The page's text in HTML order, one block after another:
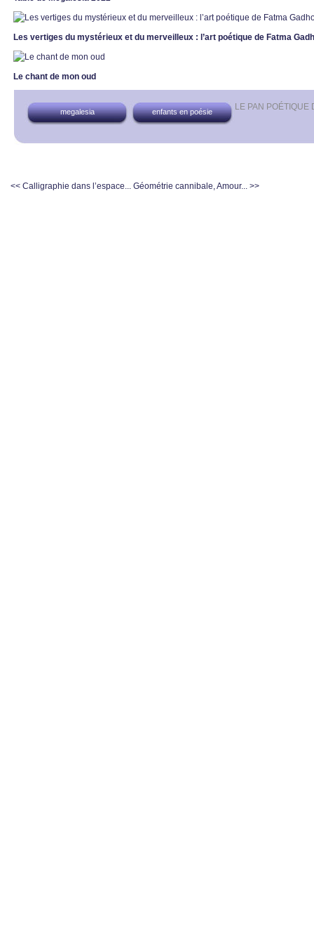
Les vertiges du mystérieux et du merveilleux : l’art poétique de Fatma
Le chant de mon oud
LE PAN
megalesia enfants en poésie
<< Calligraphie dans l’espace... Géométrie cannibale, Amour... >>